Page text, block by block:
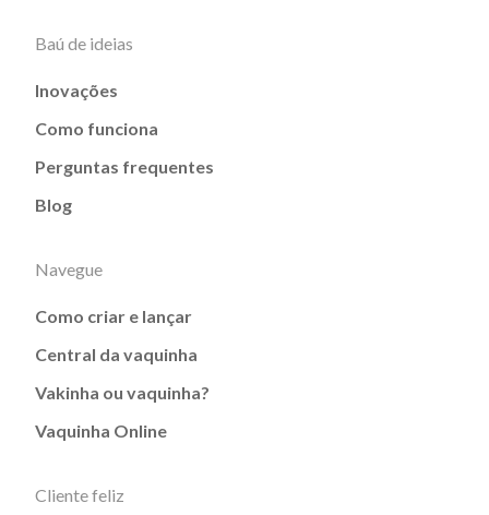
Baú de ideias
Inovações
Como funciona
Perguntas frequentes
Blog
Navegue
Como criar e lançar
Central da vaquinha
Vakinha ou vaquinha?
Vaquinha Online
Cliente feliz